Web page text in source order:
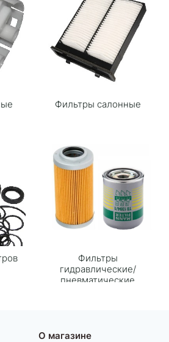
Фильтры салонные
Фильтры
гидравлические/
пневматические
О магазине